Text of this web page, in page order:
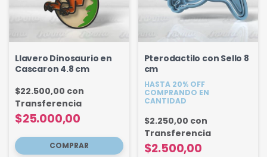
Llavero Dinosaurio en
Cascaron 4.8 cm
$25.000,00
$22.500,00 con
Transferencia
Pterodactilo con Sello 8
cm
HASTA 20% OFF
COMPRANDO EN
CANTIDAD
$2.500,00
$2.250,00 con
Transferencia